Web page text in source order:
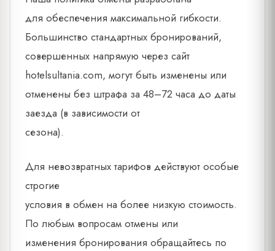
для обеспечения максимальной гибкости.
Большинство стандартных бронирований,
совершенных напрямую через сайт
hotelsultania.com, могут быть изменены или
отменены без штрафа за 48–72 часа до даты
заезда (в зависимости от
сезона).
Для невозвратных тарифов действуют особые
строгие
условия в обмен на более низкую стоимость.
По любым вопросам отмены или
изменения бронирования обращайтесь по